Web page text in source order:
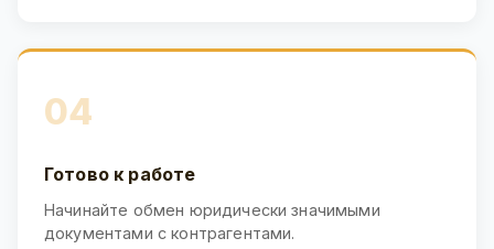
04
Готово к работе
Начинайте обмен юридически значимыми
документами с контрагентами.